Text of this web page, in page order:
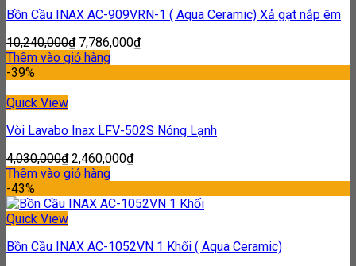
Bồn Cầu INAX AC-909VRN-1 ( Aqua Ceramic) Xả gạt nắp êm
10,240,000₫ 7,786,000₫
Thêm vào giỏ hàng
-39%
Quick View
Vòi Lavabo Inax LFV-502S Nóng Lạnh
4,030,000₫ 2,460,000₫
Thêm vào giỏ hàng
-43%
Quick View
Bồn Cầu INAX AC-1052VN 1 Khối ( Aqua Ceramic)